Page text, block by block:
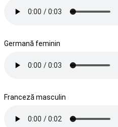
Germană feminin
Franceză masculin